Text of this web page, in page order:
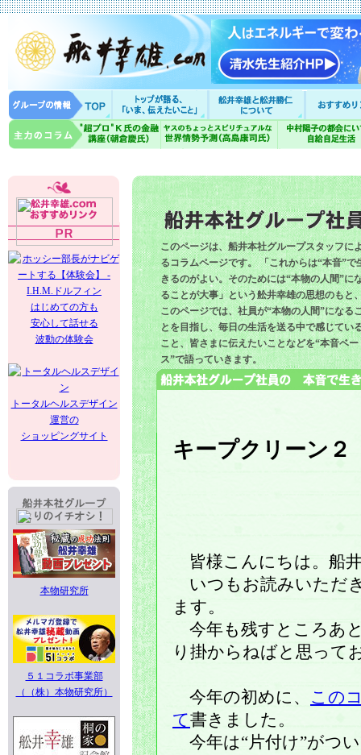
はじめての方も
安心して話せる
波動の体験会
トータルヘルスデザイン
運営の
ショッピングサイト
本物研究所
５１コラボ事業部
（（株）本物研究所）
このページは、船井本社グループスタッフに
るコラムページです。 「これからは“本音”で
きるのがよい。そのためには“本物の人間”に
ることが大事」という舩井幸雄の思想のもと
このページでは、社員が“本物の人間”になる
とを目指し、毎日の生活を送る中で感じてい
こと、皆さまに伝えたいことなどを“本音ベー
ス”で語っていきます。
キープクリーン２
皆様こんにちは。船
いつもお読みいただ
ます。
今年も残すところあ
り掛からねばと思って
今年の初めに、 この
て書きました。
今年は“片付け”がつ